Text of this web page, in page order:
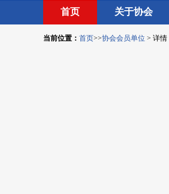
首页 关于协会
当前位置： 首页>>协会会员单位 > 详情